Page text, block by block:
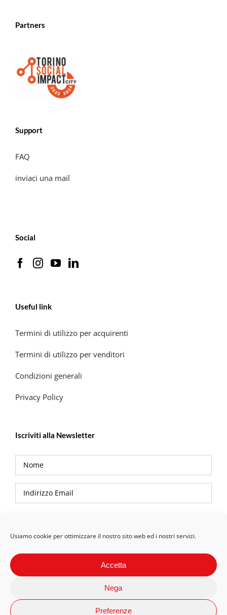
Usiamo cookie per ottimizzare il nostro sito web ed i nostri servizi.
Accetta
Nega
Preferenze
Partners
Support
FAQ
inviaci una mail
Social
Useful link
Termini di utilizzo per acquirenti
Termini di utilizzo per venditori
Condizioni generali
Privacy Policy
Iscriviti alla Newsletter